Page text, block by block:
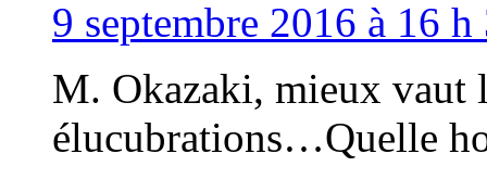
9 septembre 2016 à 16
M. Okazaki, mieux vaut
élucubrations…Quelle